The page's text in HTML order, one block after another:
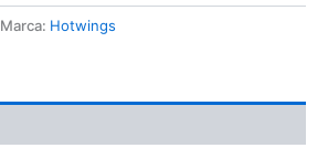
Marca: Hotwings